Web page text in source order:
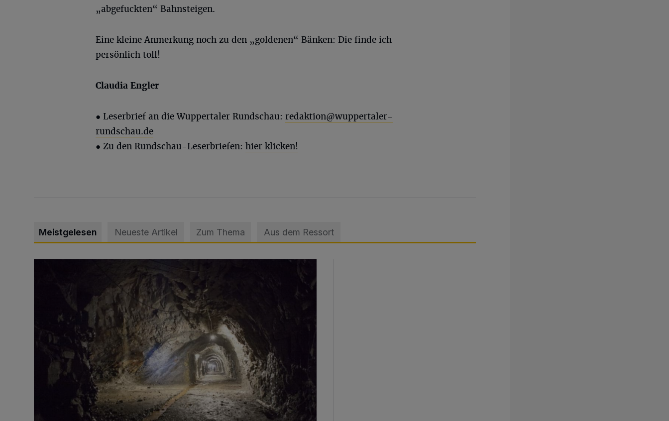
„abgefuckten“ Bahnsteigen.
Eine kleine Anmerkung noch zu den „goldenen“ Bänken: Die finde ich
persönlich toll!
Claudia Engler
● Leserbrief an die Wuppertaler Rundschau: redaktion@wuppertaler-
rundschau.de
● Zu den Rundschau-Leserbriefen: hier klicken!
Meistgelesen Neueste Artikel Zum Thema Aus dem Ressort